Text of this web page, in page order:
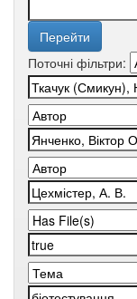
Поточні фільтри: